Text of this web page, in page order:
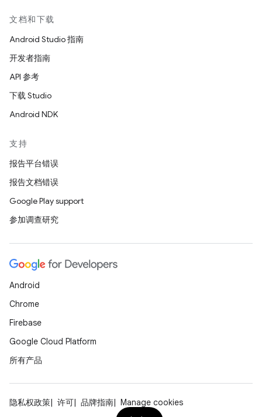
文档和下载
Android Studio 指南
开发者指南
API 参考
下载 Studio
Android NDK
支持
报告平台错误
报告文档错误
Google Play support
参加调查研究
Android
Chrome
Firebase
Google Cloud Platform
所有产品
隐私权政策 许可 品牌指南
Manage cookies